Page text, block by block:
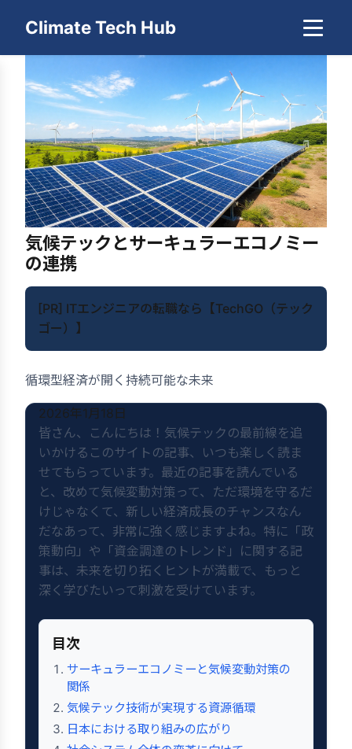
Climate Tech Hub
気候テックとサーキュラーエコノミー
の連携
[PR] ITエンジニアの転職なら【TechGO（テック
ゴー）】
循環型経済が開く持続可能な未来
2026年1月18日
皆さん、こんにちは！気候テックの最前線を追
いかけるこのサイトの記事、いつも楽しく読ま
せてもらっています。最近の記事を読んでいる
と、改めて気候変動対策って、ただ環境を守るだ
けじゃなくて、新しい経済成長のチャンスなん
だなあって、非常に強く感じますよね。特に「政
策動向」や「資金調達のトレンド」に関する記
事は、未来を切り拓くヒントが満載で、もっと
深く学びたいって刺激を受けています。
目次
サーキュラーエコノミーと気候変動対策の
関係
気候テック技術が実現する資源循環
日本における取り組みの広がり